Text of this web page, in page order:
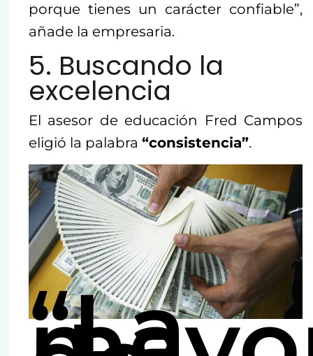
porque tienes un carácter confiable”,
añade la empresaria.
5. Buscando la
excelencia
El asesor de educación Fred Campos
eligió la palabra “consistencia”.
“La